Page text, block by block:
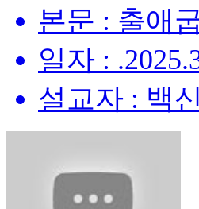
본문 : 출애
일자 :
설교자 : 백